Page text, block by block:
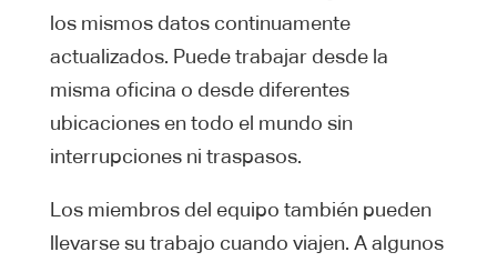
los mismos datos continuamente
actualizados. Puede trabajar desde la
misma oficina o desde diferentes
ubicaciones en todo el mundo sin
interrupciones ni traspasos.
Los miembros del equipo también pueden
llevarse su trabajo cuando viajen. A algunos